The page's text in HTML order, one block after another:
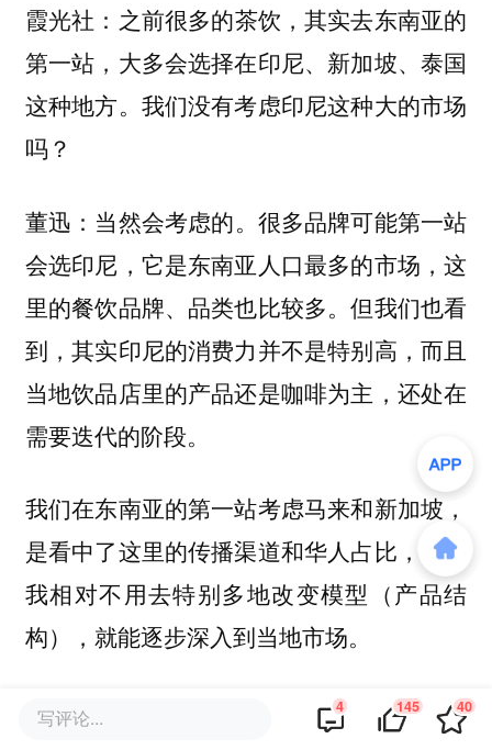
霞光社 ：之前很多的茶饮，其实去东南亚的
第一站，大多会选择在印尼、新加坡、泰国
这种地方。我们没有考虑印尼这种大的市场
吗？
董迅 ：当然会考虑的。很多品牌可能第一站
会选印尼，它是东南亚人口最多的市场，这
里的餐饮品牌、品类也比较多。但我们也看
到，其实印尼的消费力并不是特别高，而且
当地饮品店里的产品还是咖啡为主，还处在
需要迭代的阶段。
我们在东南亚的第一站考虑马来和新加坡，
是看中了这里的传播渠道和华人占比，就是
我相对不用去特别多地改变模型（产品结
构），就能逐步深入到当地市场。
霞光社
：去年开始，很多说法是东南亚的茶
写评论... 4 145 40